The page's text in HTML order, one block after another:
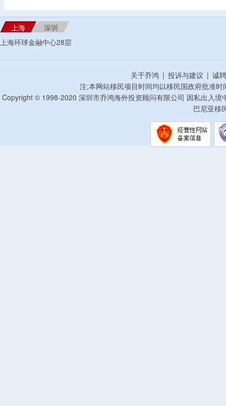
上海
深圳
上海环球金融中心28层
关于乔鸿 | 投诉与建议 | 诚
注;本网站移民项目时间均以移民国政府批准
Copyright © 1998-2020 深圳市乔鸿海外投资顾问有限公司 因私出入
巴尼亚移